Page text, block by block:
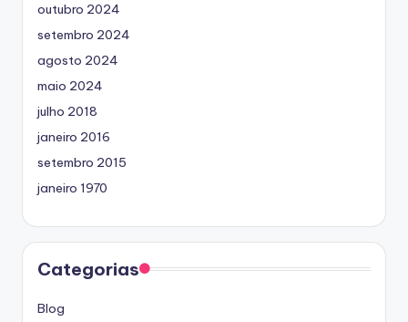
outubro 2024
setembro 2024
agosto 2024
maio 2024
julho 2018
janeiro 2016
setembro 2015
janeiro 1970
Categorias
Blog